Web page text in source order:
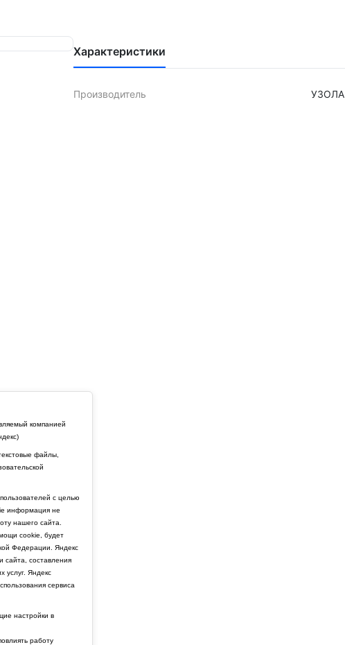
компанией
файлы,
с целью
информация не
нашего сайта.
cookie, будет
Федерации. Яндекс
сайта, составления
услуг. Яндекс
сервиса
настройки в
работу
Характеристики
Производитель УЗОЛА